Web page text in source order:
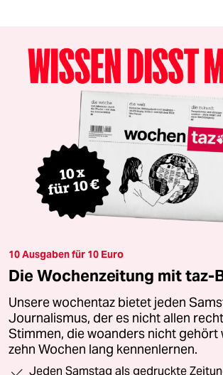
10 Ausgaben für 10 Euro
Die Wochenzeitung mit taz-
Unsere wochentaz bietet jeden
Journalismus, der es nicht allen
Stimmen, die woanders nicht gehört
zehn Wochen lang kennenlernen.
Jeden Samstag als gedruckte